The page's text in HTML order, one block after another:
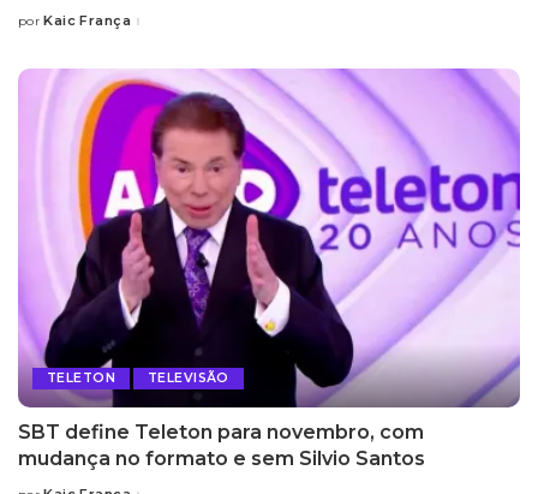
Posted
por Kaic França
TELETON TELEVISÃO
SBT define Teleton para novembro, com
mudança no formato e sem Silvio Santos